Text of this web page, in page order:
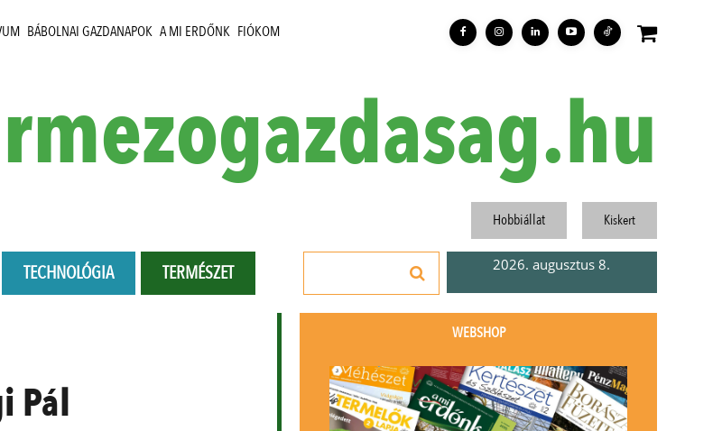
BÁBOLNAI GAZDANAPOK A MI ERDŐNK FIÓKOM
TECHNOLÓGIA TERMÉSZET
Hobbiállat Kiskert
2026. augusztus 8.
Pál
WEBSHOP